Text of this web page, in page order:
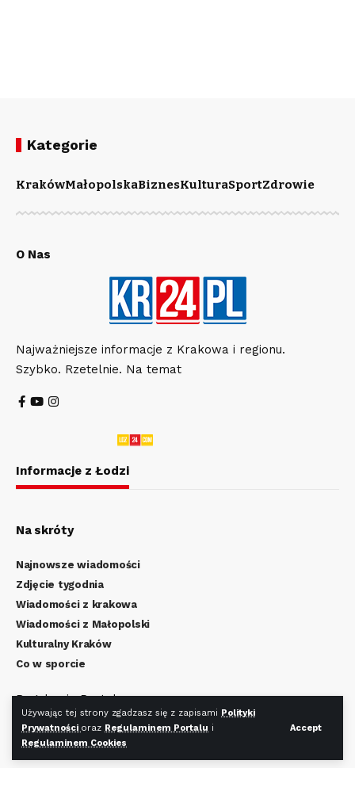
Używając tej strony zgadzasz się z zapisami Polityki
Prywatności oraz Regulaminem Portalu i
Regulaminem Cookies
Accept
Kategorie
KrakówMałopolskaBiznesKulturaSportZdrowie
O Nas
Najważniejsze informacje z Krakowa i regionu.
Szybko. Rzetelnie. Na temat
Informacje z Łodzi
Na skróty
Najnowsze wiadomości
Zdjęcie tygodnia
Wiadomości z krakowa
Wiadomości z Małopolski
Kulturalny Kraków
Co w sporcie
Regulamin Portalu
Polityka Prywatności
Regulamin Cookies